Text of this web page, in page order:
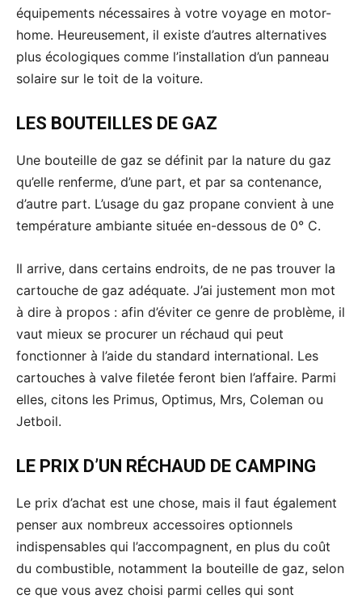
équipements nécessaires à votre voyage en motor-
home. Heureusement, il existe d’autres alternatives
plus écologiques comme l’installation d’un panneau
solaire sur le toit de la voiture.
LES BOUTEILLES DE GAZ
Une bouteille de gaz se définit par la nature du gaz
qu’elle renferme, d’une part, et par sa contenance,
d’autre part. L’usage du gaz propane convient à une
température ambiante située en-dessous de 0° C.
Il arrive, dans certains endroits, de ne pas trouver la
cartouche de gaz adéquate. J’ai justement mon mot
à dire à propos : afin d’éviter ce genre de problème, il
vaut mieux se procurer un réchaud qui peut
fonctionner à l’aide du standard international. Les
cartouches à valve filetée feront bien l’affaire. Parmi
elles, citons les Primus, Optimus, Mrs, Coleman ou
Jetboil.
LE PRIX D’UN RÉCHAUD DE CAMPING
Le prix d’achat est une chose, mais il faut également
penser aux nombreux accessoires optionnels
indispensables qui l’accompagnent, en plus du coût
du combustible, notamment la bouteille de gaz, selon
ce que vous avez choisi parmi celles qui sont